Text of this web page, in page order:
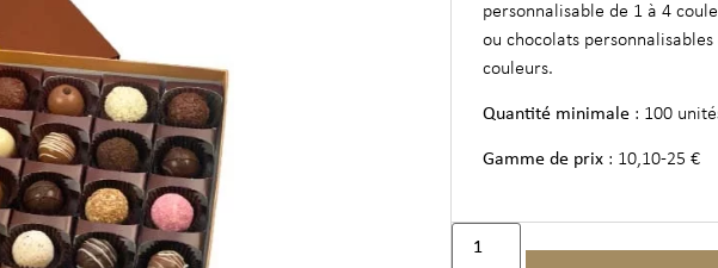
personnalisable de 1 à 4
ou chocolats personnalisables
couleurs.
Quantité minimale: 100
Gamme de prix: 10,10-25 €